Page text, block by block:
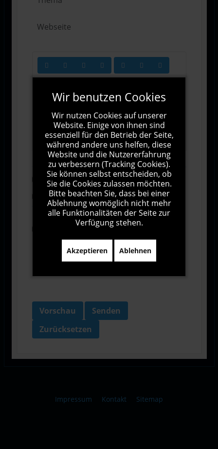
1000Zeichen übrig
Abonnieren
Ich stimme den Allgemeinen
Geschäftsbedingungen zu.
Ich bin damit einverstanden, dass diese Website
meine Daten über dieses Formular erhebt.
Vorschau
Senden
Zurücksetzen
Impressum Kontakt Sitemap
Wir benutzen Cookies
Wir nutzen Cookies auf unserer
Website. Einige von ihnen sind
essenziell für den Betrieb der Seite,
während andere uns helfen, diese
Website und die Nutzererfahrung
zu verbessern (Tracking Cookies).
Sie können selbst entscheiden, ob
Sie die Cookies zulassen möchten.
Bitte beachten Sie, dass bei einer
Ablehnung womöglich nicht mehr
alle Funktionalitäten der Seite zur
Verfügung stehen.
Akzeptieren Ablehnen